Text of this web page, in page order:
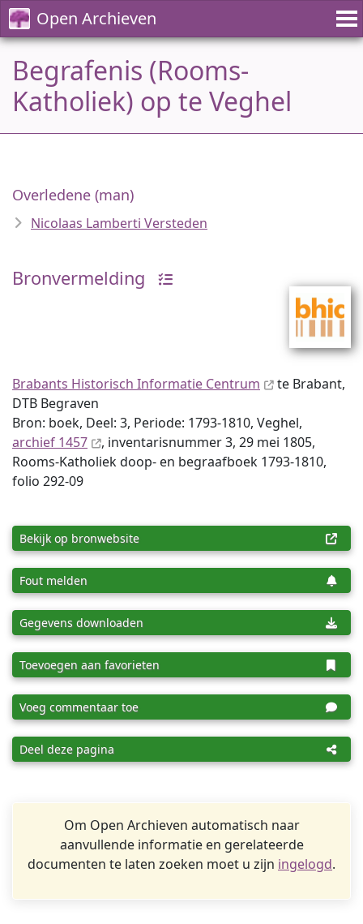
Open Archieven
Begrafenis (Rooms-
Katholiek) op te Veghel
Overledene (man)
Nicolaas Lamberti Versteden
Bronvermelding
Brabants Historisch Informatie Centrum
te Brabant,
DTB Begraven
Bron: boek, Deel: 3, Periode: 1793-1810, Veghel,
archief 1457
, inventaris­num­mer 3, 29 mei 1805,
Rooms-Katholiek doop- en begraafboek 1793-1810,
folio 292-09
Bekijk op bronwebsite
Fout melden
Gegevens downloaden
Toevoegen aan favorieten
Voeg commentaar toe
Deel deze pagina
Om Open Archieven automatisch naar
aanvullende informatie en gerelateerde
documenten te laten zoeken moet u zijn ingelogd.